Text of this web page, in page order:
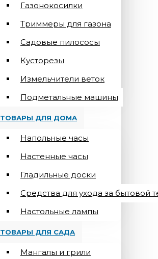
Газонокосилки
Триммеры для газона
Садовые пилососы
Кусторезы
Измельчители веток
Подметальные машины
ТОВАРЫ ДЛЯ ДОМА
Напольные часы
Настенные часы
Гладильные доски
Средства для ухода за бытовой
Настольные лампы
ТОВАРЫ ДЛЯ САДА
Мангалы и грили